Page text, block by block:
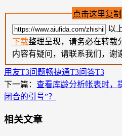
点击这里复
以
下载整理呈现，请务必在转载
内容有疑问，请联系我们，谢
用友T3问题畅捷通T3问答T3
下一篇： 查看库龄分析帐表时，
闭合的引号”？
相关文章